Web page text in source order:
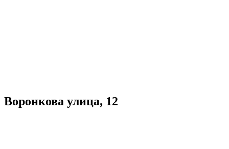
Воронкова улица, 12